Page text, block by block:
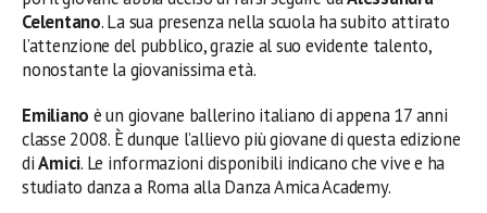
Celentano. La sua presenza nella scuola ha subito attirato
l’attenzione del pubblico, grazie al suo evidente talento,
nonostante la giovanissima età.
Emiliano è un giovane ballerino italiano di appena 17 anni
classe 2008. È dunque l’allievo più giovane di questa edizione
diAmici. Le informazioni disponibili indicano che vive e ha
studiato danza a Roma alla Danza Amica Academy.